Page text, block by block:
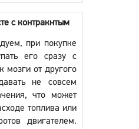
с контракнтым
при покупке
его сразу с
мозги от другого
не совсем
что может
топлива или
двигателем.